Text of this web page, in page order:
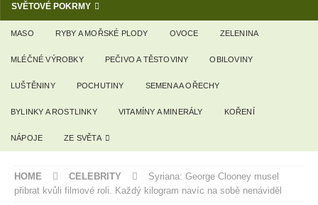
SVĚTOVÉ POKRMY
MASO RYBY A MOŘSKÉ PLODY OVOCE ZELENINA
MLÉČNÉ VÝROBKY PEČIVO A TĚSTOVINY OBILOVINY
LUŠTĚNINY POCHUTINY SEMENA A OŘECHY
BYLINKY A ROSTLINKY VITAMÍNY A MINERÁLY KOŘENÍ
NÁPOJE ZE SVĚTA
HOME CELEBRITY
Syriana: George Clooney musel
přibrat kvůli filmové roli. Každý kilogram navíc na sobě nenáviděl